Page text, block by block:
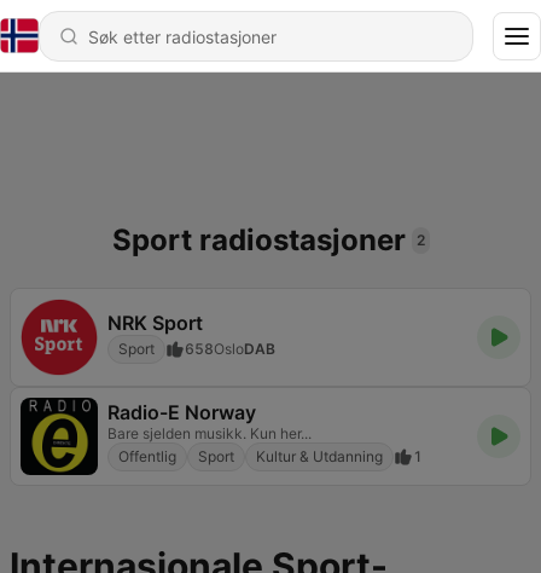
Sport radiostasjoner 2
NRK Sport
Sport 658OsloDAB
Radio-E Norway
Bare sjelden musikk. Kun her...
Offentlig
Sport Kultur & Utdanning 1